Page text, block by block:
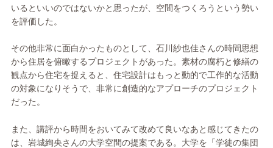
いるといいのではないかと思ったが、空間をつくろうという勢い
を評価した。
その他非常に面白かったものとして、石川紗也佳さんの時間思想
から住居を俯瞰するプロジェクトがあった。素材の腐朽と修繕の
観点から住宅を捉えると、住宅設計はもっと動的で工作的な活動
の対象になりそうで、非常に創造的なアプローチのプロジェクト
だった。
また、講評から時間をおいてみて改めて良いなあと感じてきたの
は、岩城絢央さんの大学空間の提案である。大学を「学徒の集団